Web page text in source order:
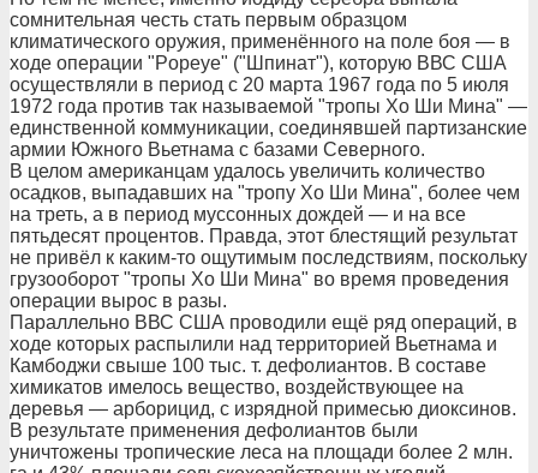
сомнительная честь стать первым образцом
климатического оружия, применённого на поле боя — в
ходе операции "Popeye" ("Шпинат"), которую ВВС США
осуществляли в период с 20 марта 1967 года по 5 июля
1972 года против так называемой "тропы Хо Ши Мина" —
единственной коммуникации, соединявшей партизанские
армии Южного Вьетнама с базами Северного.
В целом американцам удалось увеличить количество
осадков, выпадавших на "тропу Хо Ши Мина", более чем
на треть, а в период муссонных дождей — и на все
пятьдесят процентов. Правда, этот блестящий результат
не привёл к каким-то ощутимым последствиям, поскольку
грузооборот "тропы Хо Ши Мина" во время проведения
операции вырос в разы.
Параллельно ВВС США проводили ещё ряд операций, в
ходе которых распылили над территорией Вьетнама и
Камбоджи свыше 100 тыс. т. дефолиантов. В составе
химикатов имелось вещество, воздействующее на
деревья — арборицид, с изрядной примесью диоксинов.
В результате применения дефолиантов были
уничтожены тропические леса на площади более 2 млн.